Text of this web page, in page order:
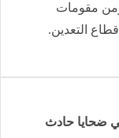
مقومات
التعدين.
ضحايا حادث